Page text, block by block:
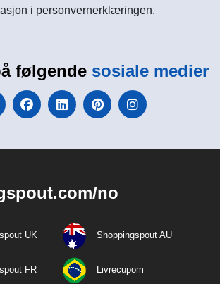
i personvernerklæringen.
følgende sosiale medier
no
UK Shoppingspout AU
FR Livrecupom